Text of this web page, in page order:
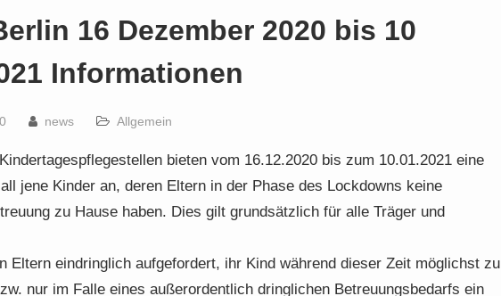
16 Dezember 2020 bis 10
Informationen
news Allgemein
bieten vom 16.12.2020 bis zum 10.01.2021 eine
jene Kinder an, deren Eltern in der Phase des Lockdowns keine
zu Hause haben. Dies gilt grundsätzlich für alle Träger und
Eltern eindringlich aufgefordert, ihr Kind während dieser Zeit möglichst zu
nur im Falle eines außerordentlich dringlichen Betreuungsbedarfs ein